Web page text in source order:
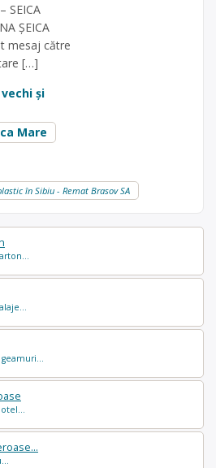
SEICA
ȘEICA
mesaj către
[…]
și
Mare
în Sibiu - Remat Brasov SA